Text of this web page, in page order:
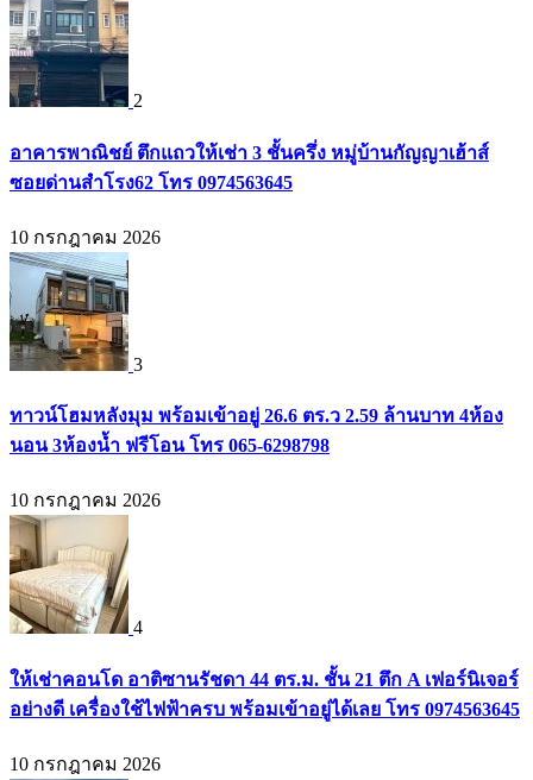
2
อาคารพาณิชย์ ตึกแถวให้เช่า 3 ชั้นครึ่ง หมู่บ้านกัญญาเฮ้าส์
ซอยด่านสำโรง62 โทร 0974563645
10 กรกฎาคม 2026
3
ทาวน์โฮมหลังมุม พร้อมเข้าอยู่ 26.6 ตร.ว 2.59 ล้านบาท 4ห้อง
นอน 3ห้องน้ำ ฟรีโอน โทร 065-6298798
10 กรกฎาคม 2026
4
ให้เช่าคอนโด อาติซานรัชดา 44 ตร.ม. ชั้น 21 ตึก A เฟอร์นิเจอร์
อย่างดี เครื่องใช้ไฟฟ้าครบ พร้อมเข้าอยู่ได้เลย โทร 0974563645
10 กรกฎาคม 2026